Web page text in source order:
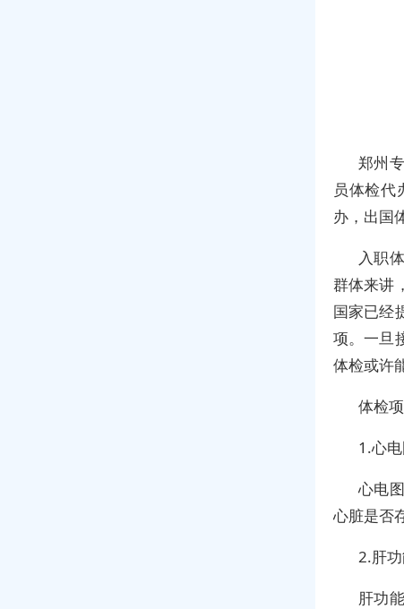
郑州
员体检代
办，出国
入职
群体来讲
国家已经
项。一旦
体检或许
体检
1.心
心电
心脏是否
2.肝
肝功